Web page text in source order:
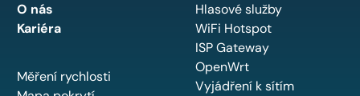
O nás
Kariéra
Měření rychlosti
Hlasové služby
WiFi Hotspot
ISP Gateway
OpenWrt
Vyjádření k sítím